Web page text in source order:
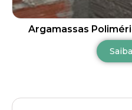
Argamassas